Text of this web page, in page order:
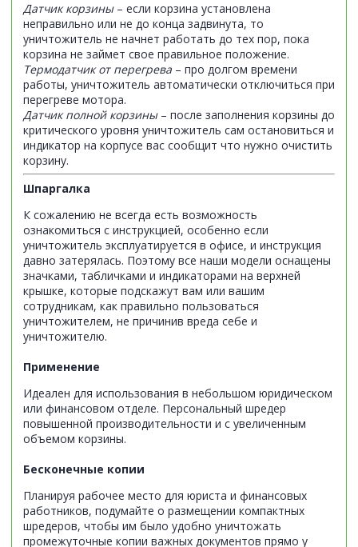
Датчик корзины– если корзина установлена
неправильно или не до конца задвинута, то
уничтожитель не начнет работать до тех пор, пока
корзина не займет свое правильное положение.
Термодатчик от перегрева – про долгом времени
работы, уничтожитель автоматически отключиться при
перегреве мотора.
Датчик полной корзины– после заполнения корзины до
критического уровня уничтожитель сам остановиться и
индикатор на корпусе вас сообщит что нужно очистить
корзину.
Шпаргалка
К сожалению не всегда есть возможность
ознакомиться с инструкцией, особенно если
уничтожитель эксплуатируется в офисе, и инструкция
давно затерялась. Поэтому все наши модели оснащены
значками, табличками и индикаторами на верхней
крышке, которые подскажут вам или вашим
сотрудникам, как правильно пользоваться
уничтожителем, не причинив вреда себе и
уничтожителю.
Применение
Идеален для использования в небольшом юридическом
или финансовом отделе. Персональный шредер
повышенной производительности и с увеличенным
объемом корзины.
Бесконечные копии
Планируя рабочее место для юриста и финансовых
работников, подумайте о размещении компактных
шредеров, чтобы им было удобно уничтожать
промежуточные копии важных документов прямо у